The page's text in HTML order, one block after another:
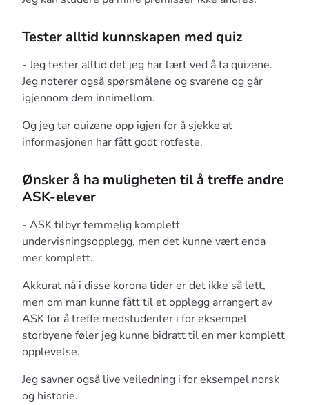
Tester alltid kunnskapen med quiz
- Jeg tester alltid det jeg har lært ved å ta quizene.
Jeg noterer også spørsmålene og svarene og går
igjennom dem innimellom.
Og jeg tar quizene opp igjen for å sjekke at
informasjonen har fått godt rotfeste.
Ønsker å ha muligheten til å treffe andre
ASK-elever
- ASK tilbyr temmelig komplett
undervisningsopplegg, men det kunne vært enda
mer komplett.
Akkurat nå i disse korona tider er det ikke så lett,
men om man kunne fått til et opplegg arrangert av
ASK for å treffe medstudenter i for eksempel
storbyene føler jeg kunne bidratt til en mer komplett
opplevelse.
Jeg savner også live veiledning i for eksempel norsk
og historie.